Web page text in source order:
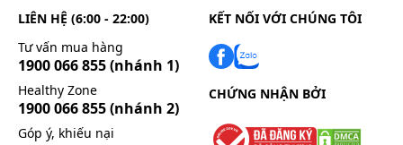
Thời kỳ mang thai
Thận trọng khi dùng cho phụ nữ mang thai.
Thời kỳ cho con bú
LIÊN HỆ (6:00 - 22:00)
Tư vấn mua hàng
1900 066 855(nhánh 1)
Healthy Zone
1900 066 855(nhánh 2)
Góp ý, khiếu nại
KẾT NỐI VỚI CHÚNG TÔI
CHỨNG NHẬN BỞI